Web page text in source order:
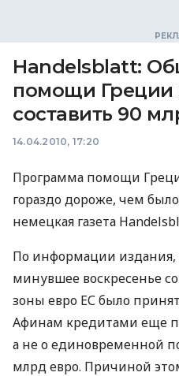
Handelsblatt:
помощи Греции
составить 90
14.04.2010, 17:20
Программа помощи
гораздо дороже, чем
немецкая газета
По информации издания,
минувшее воскресенье
зоны евро ЕС было
Афинам кредитами еще
а не о единовременной
млрд евро. Причиной